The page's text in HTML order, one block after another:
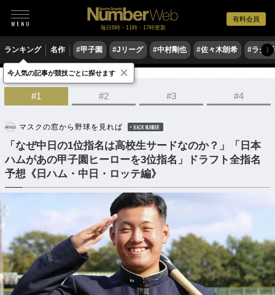
有料会員
毎日6時・11時・17時更新
ランキング 名作 #甲子園 #Jリーグ #中村剛也 #佐々木朗希 #ラグ〉
野球 プロ野球 ドラフト会議
#1 #2 #3 #4
マスクの窓から野球を見れば BACK NUMBER
「なぜ中日の1位指名は高校生サードなのか？」「日本
ハムがあの甲子園ヒーローを3位指名」ドラフト全指名
予想《日ハム・中日・ロッテ編》
今人気の記事が競技ごとに探せます ×